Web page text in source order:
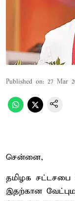
Published on: 27 Mar
சென்னை,
தமிழக சட்டசபை
இதற்கான